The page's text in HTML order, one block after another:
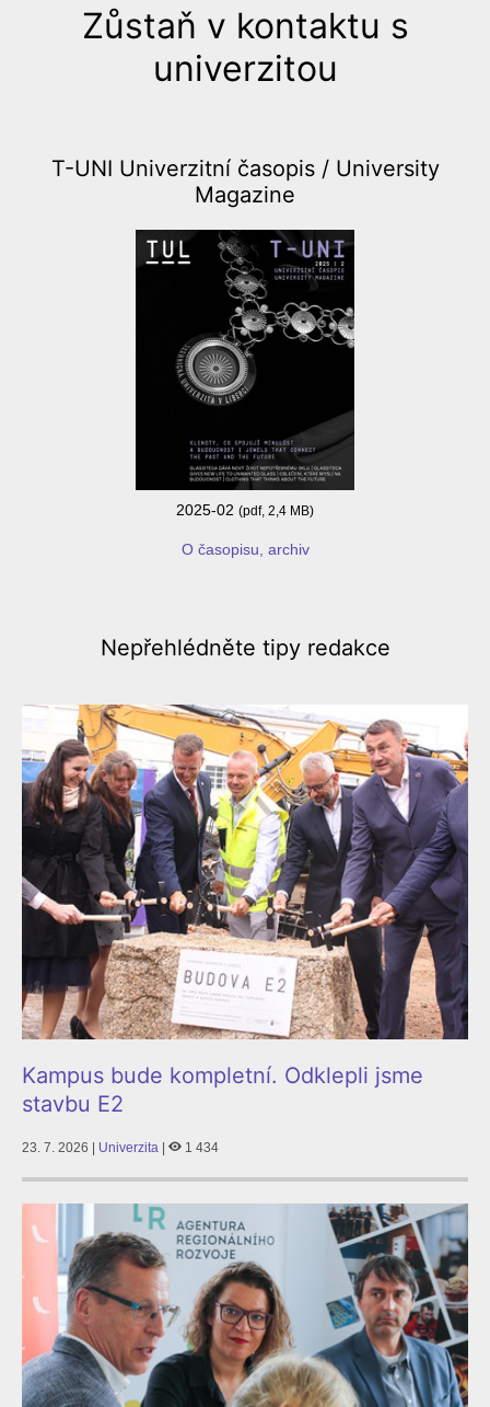
Zůstaň v kontaktu s
univerzitou
T-UNI Univerzitní časopis / University
Magazine
2025-02 (pdf, 2,4 MB)
O časopisu, archiv
Nepřehlédněte tipy redakce
Kampus bude kompletní. Odklepli jsme
stavbu E2
23. 7. 2026 | Univerzita 1 434